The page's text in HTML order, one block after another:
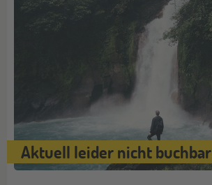
Aktuell leider nicht buchbar